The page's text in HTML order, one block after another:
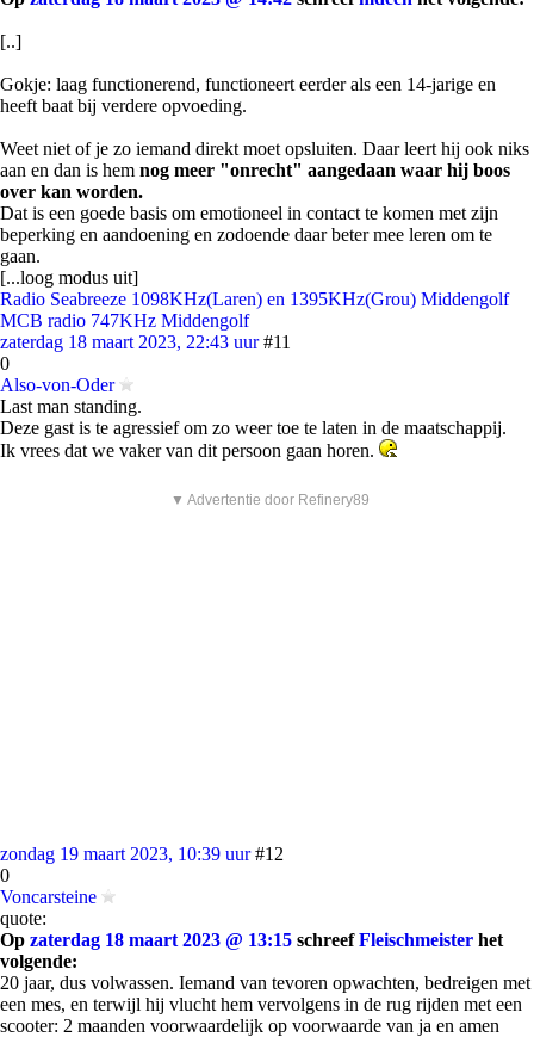
[..]
Gokje: laag functionerend, functioneert eerder als een 14-jarige en
heeft baat bij verdere opvoeding.
Weet niet of je zo iemand direkt moet opsluiten. Daar leert hij ook niks
aan en dan is hem nog meer "onrecht" aangedaan waar hij boos
over kan worden.
Dat is een goede basis om emotioneel in contact te komen met zijn
beperking en aandoening en zodoende daar beter mee leren om te
gaan.
[...loog modus uit]
Radio Seabreeze 1098KHz(Laren) en 1395KHz(Grou) Middengolf
MCB radio 747KHz Middengolf
zaterdag 18 maart 2023, 22:43 uur #11
0
Also-von-Oder
Last man standing.
Deze gast is te agressief om zo weer toe te laten in de maatschappij.
Ik vrees dat we vaker van dit persoon gaan horen.
▼ Advertentie door Refinery89
zondag 19 maart 2023, 10:39 uur #12
0
Voncarsteine
quote:
Op zaterdag 18 maart 2023 @ 13:15 schreefFleischmeister het
volgende:
20 jaar, dus volwassen. Iemand van tevoren opwachten, bedreigen met
een mes, en terwijl hij vlucht hem vervolgens in de rug rijden met een
scooter: 2 maanden voorwaardelijk op voorwaarde van ja en amen